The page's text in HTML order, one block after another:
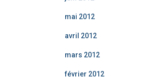
mai 2012
avril 2012
mars 2012
février 2012